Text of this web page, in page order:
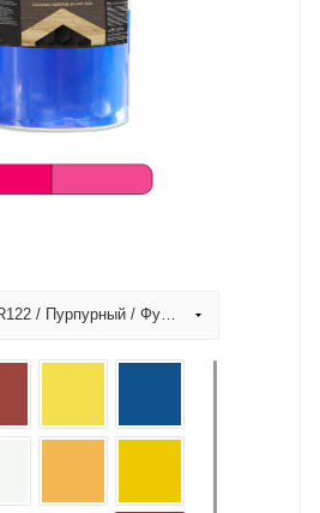
OP.P.1072 / PR122 / Пурпурный / Фуксия